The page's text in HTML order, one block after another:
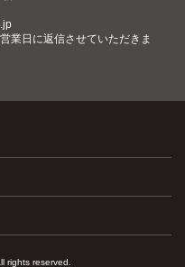
業日に返信させていただきま
rights reserved.